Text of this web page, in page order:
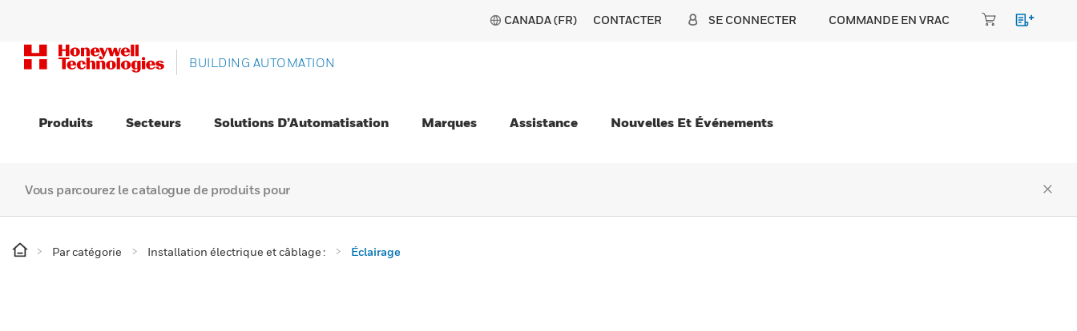
CANADA (FR) CONTACTER SE CONNECTER COMMANDE EN VRAC
BUILDING AUTOMATION
Produits Secteurs Solutions D’Automatisation Marques Assistance Nouvelles Et Événements
Vous parcourez le catalogue de produits pour
Par catégorie Installation électrique et câblage : Éclairage